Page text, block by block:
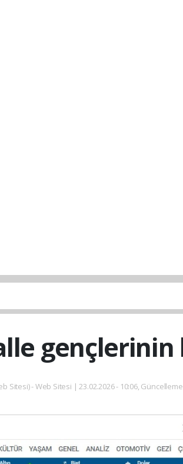
gençlerinin
Sitesi) - Web Sitesi | 23.02.2026 - 10:06,